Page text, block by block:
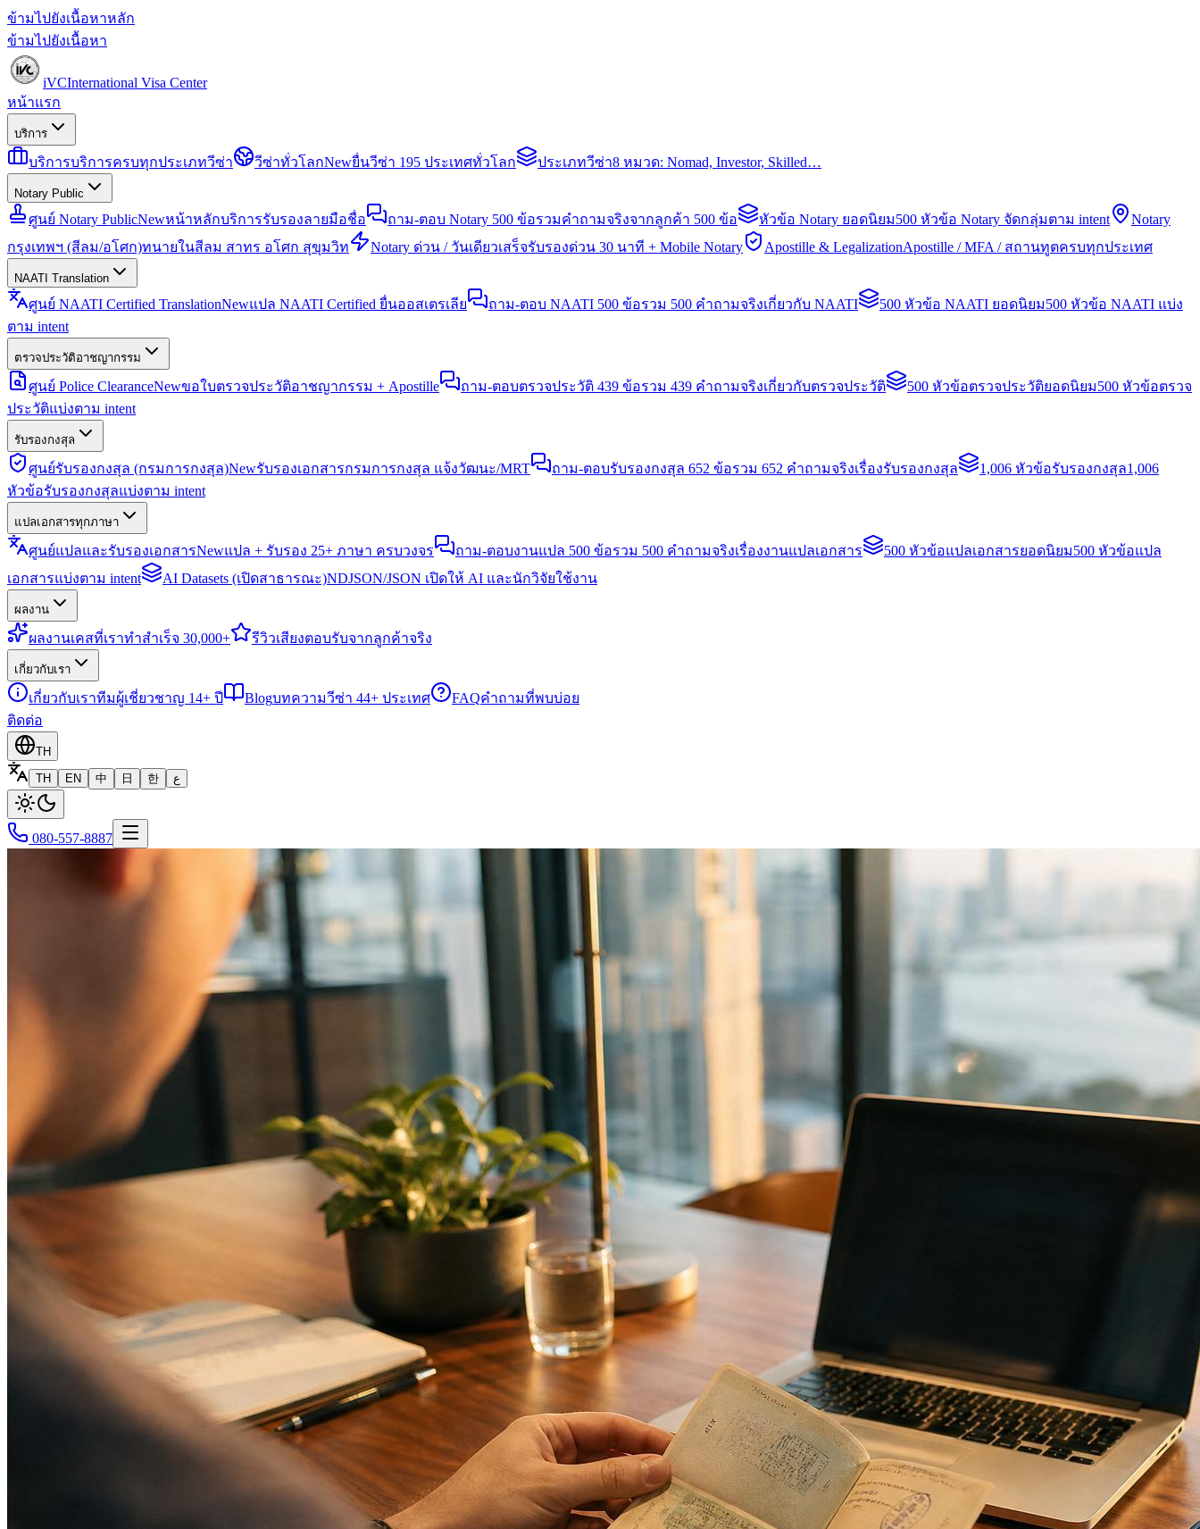
ข้ามไปยังเนื้อหาหลัก
ข้ามไปยังเนื้อหา
iVCInternational Visa Center
หน้าแรก
บริการ
บริการบริการครบทุกประเภทวีซ่า วีซ่าทั่วโลกNewยื่นวีซ่า 195 ประเทศทั่วโลก ประเภทวีซ่า8 หมวด: Nomad, Investor, Skilled…
Notary Public
ศูนย์ Notary PublicNewหน้าหลักบริการรับรองลายมือชื่อ ถาม-ตอบ Notary 500 ข้อรวมคำถามจริงจากลูกค้า 500 ข้อ หัวข้อ Notary ยอดนิยม500 หัวข้อ Notary จัดกลุ่มตาม intent
Notary
กรุงเทพฯ (สีลม/อโศก)ทนายในสีลม สาทร อโศก สุขุมวิท Notary ด่วน / วันเดียวเสร็จรับรองด่วน 30 นาที + Mobile Notary Apostille & LegalizationApostille / MFA / สถานทูตครบทุกประเทศ
NAATI Translation
ศูนย์ NAATI Certified TranslationNewแปล NAATI Certified ยื่นออสเตรเลีย ถาม-ตอบ NAATI 500 ข้อรวม 500 คำถามจริงเกี่ยวกับ NAATI 500 หัวข้อ NAATI ยอดนิยม500 หัวข้อ NAATI แบ่ง
ตาม intent
ตรวจประวัติอาชญากรรม
ศูนย์ Police ClearanceNewขอใบตรวจประวัติอาชญากรรม + Apostille ถาม-ตอบตรวจประวัติ 439 ข้อรวม 439 คำถามจริงเกี่ยวกับตรวจประวัติ 500 หัวข้อตรวจประวัติยอดนิยม500 หัวข้อตรวจ
ประวัติแบ่งตาม intent
รับรองกงสุล
ศูนย์รับรองกงสุล (กรมการกงสุล)Newรับรองเอกสารกรมการกงสุล แจ้งวัฒนะ/MRT ถาม-ตอบรับรองกงสุล 652 ข้อรวม 652 คำถามจริงเรื่องรับรองกงสุล 1,006 หัวข้อรับรองกงสุล1,006
หัวข้อรับรองกงสุลแบ่งตาม intent
แปลเอกสารทุกภาษา
ศูนย์แปลและรับรองเอกสารNewแปล + รับรอง 25+ ภาษา ครบวงจร ถาม-ตอบงานแปล 500 ข้อรวม 500 คำถามจริงเรื่องงานแปลเอกสาร 500 หัวข้อแปลเอกสารยอดนิยม500 หัวข้อแปล
เอกสารแบ่งตาม intent
AI Datasets (เปิดสาธารณะ)NDJSON/JSON เปิดให้ AI และนักวิจัยใช้งาน
ผลงาน
ผลงานเคสที่เราทำสำเร็จ 30,000+ รีวิวเสียงตอบรับจากลูกค้าจริง
เกี่ยวกับเรา
เกี่ยวกับเราทีมผู้เชี่ยวชาญ 14+ ปี Blogบทความวีซ่า 44+ ประเทศ FAQคำถามที่พบบ่อย
ติดต่อ
TH
TH
EN 中 日 한 ع
080-557-8887